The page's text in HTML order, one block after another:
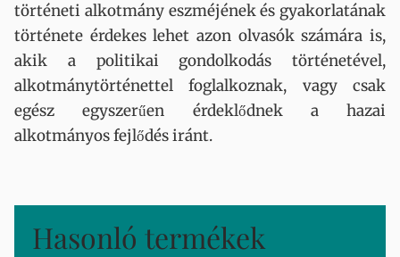
történeti alkotmány eszméjének és gyakorlatának
története érdekes lehet azon olvasók számára is,
akik a politikai gondolkodás történetével,
alkotmánytörténettel foglalkoznak, vagy csak
egész egyszerűen érdeklődnek a hazai
alkotmányos fejlődés iránt.
Hasonló termékek